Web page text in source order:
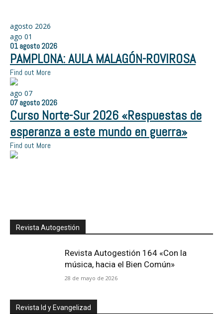
agosto 2026
ago 01
01 agosto 2026
PAMPLONA: AULA MALAGÓN-ROVIROSA
Find out More
ago 07
07 agosto 2026
Curso Norte-Sur 2026 «Respuestas de
esperanza a este mundo en guerra»
Find out More
Revista Autogestión
Revista Autogestión 164 «Con la
música, hacia el Bien Común»
28 de mayo de 2026
Revista Id y Evangelizad